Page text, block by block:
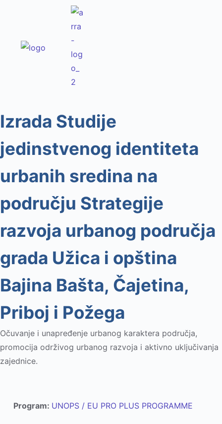
Izrada Studije
jedinstvenog identiteta
urbanih sredina na
području Strategije
razvoja urbanog područja
grada Užica i opština
Bajina Bašta, Čajetina,
Priboj i Požega
Očuvanje i unapređenje urbanog karaktera područja,
promocija održivog urbanog razvoja i aktivno uključivanja
zajednice.
Program: UNOPS / EU PRO PLUS PROGRAMME